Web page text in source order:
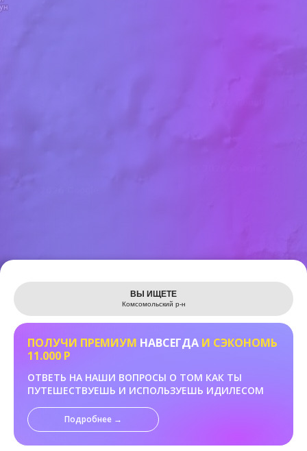
Leaflet
ВЫ ИЩЕТЕ
Комсомольский р-н
ПОЛУЧИ ПРЕМИУМ НАВСЕГДА И СЭКОНОМЬ
11.000 Р
ОТВЕТЬ НА НАШИ ВОПРОСЫ О ТОМ КАК ТЫ
ПУТЕШЕСТВУЕШЬ И ИСПОЛЬЗУЕШЬ ИДИЛЕСОМ
Подробнее →